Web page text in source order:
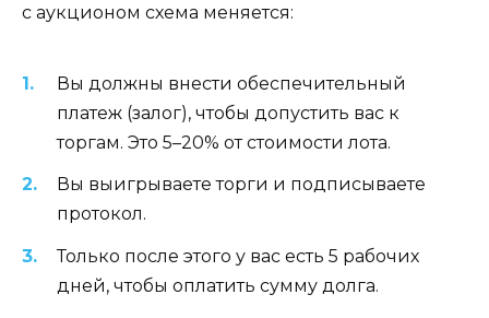
с аукционом схема меняется:
Вы должны внести обеспечительный
платеж (залог), чтобы допустить вас к
торгам. Это 5–20% от стоимости лота.
Вы выигрываете торги и подписываете
протокол.
Только после этого у вас есть 5 рабочих
дней, чтобы оплатить сумму долга.